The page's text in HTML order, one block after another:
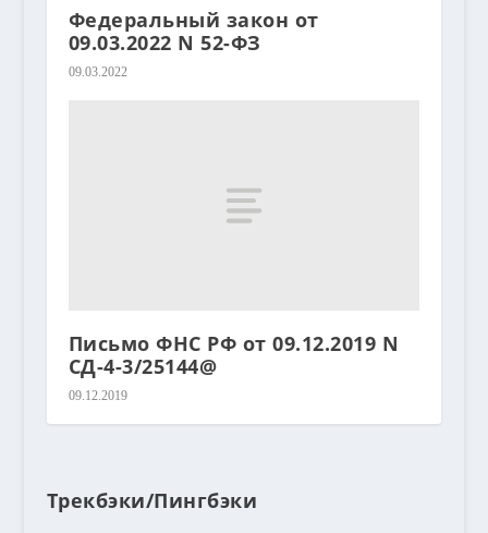
Федеральный закон от
09.03.2022 N 52-ФЗ
09.03.2022
Письмо ФНС РФ от 09.12.2019 N
СД-4-3/25144@
09.12.2019
Трекбэки/Пингбэки